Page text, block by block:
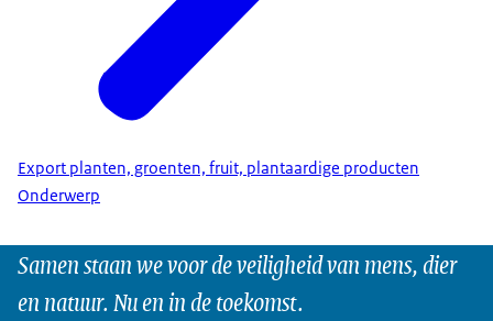
Export planten, groenten, fruit, plantaardige producten
Onderwerp
Samen staan we voor de veiligheid van mens, dier
en natuur. Nu en in de toekomst.